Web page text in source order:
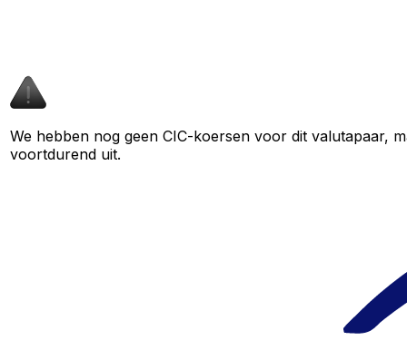
We hebben nog geen CIC-koersen voor dit valutapaar,
voortdurend uit.